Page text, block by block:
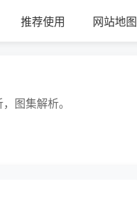
推荐使用 网站地图
图集解析。